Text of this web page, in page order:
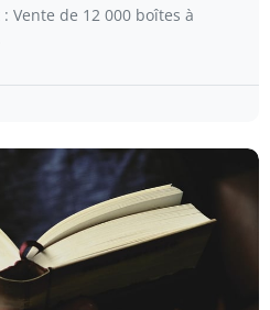
Vente de 12 000 boîtes à